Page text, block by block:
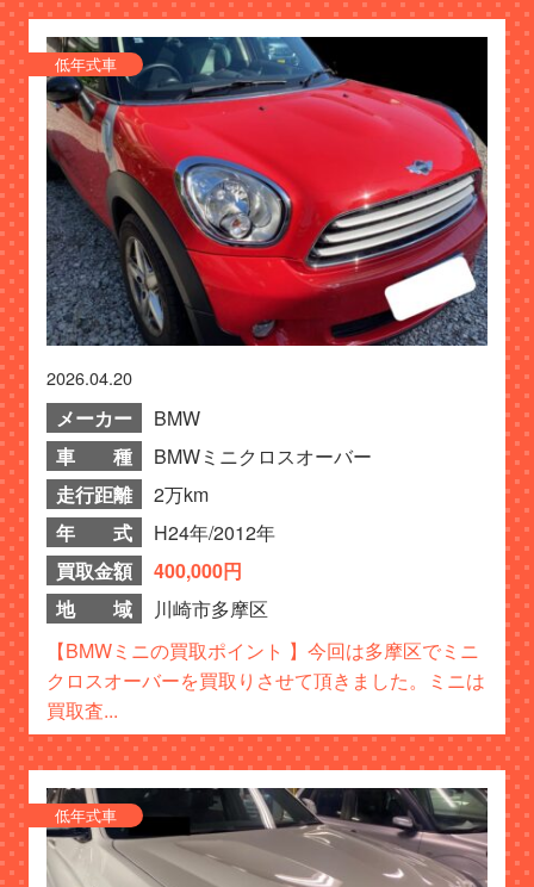
低年式車
2026.04.20
メーカー
BMW
車 種
BMWミニクロスオーバー
走行距離
2万km
年 式
H24年/2012年
買取金額
400,000円
地 域
川崎市多摩区
【BMWミニの買取ポイント 】今回は多摩区でミニ
クロスオーバーを買取りさせて頂きました。ミニは
買取査...
低年式車